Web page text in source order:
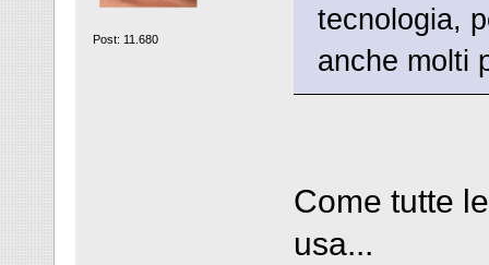
Post: 11.680
tecnologia,
anche molti
Come tutte
usa...